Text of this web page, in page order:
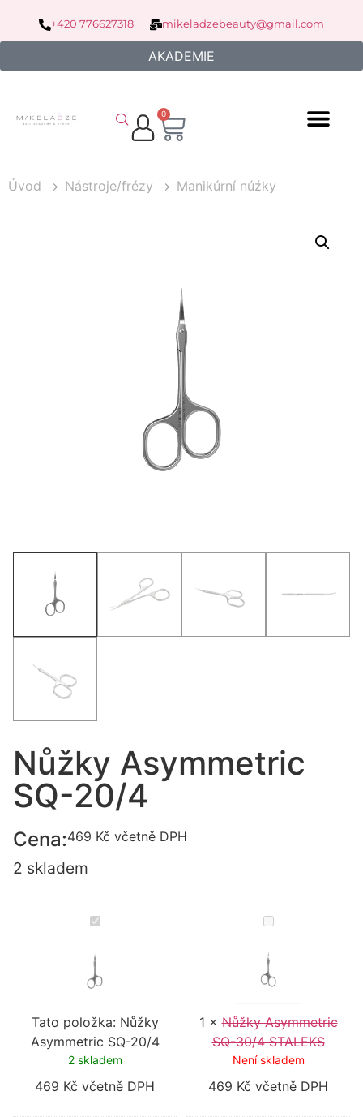
+420 776627318 mikeladzebeauty@gmail.com
AKADEMIE
0
Úvod Nástroje/frézy Manikúrní núźky
Nůžky Asymmetric
SQ-20/4
Cena:469 Kč včetně DPH
2 skladem
Nůžky
Asymmetric
20/4
Tato položka: Nůžky
Asymmetric SQ-20/4
2 skladem
469 Kč včetně DPH
Nůžky
Asymmetric
30/4
STALEKS
1 ×Nůžky Asymmetric
SQ-30/4 STALEKS
Není skladem
469 Kč včetně DPH